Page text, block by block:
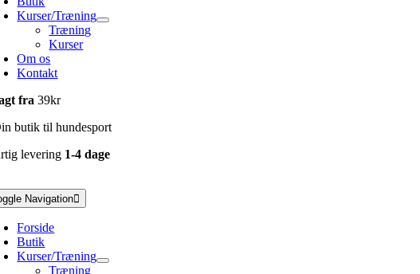
Kurser/Træning
Træning
Kurser
Om os
Kontakt
fra39kr
butik til hundesport
levering 1-4 dage
Navigation
Forside
Butik
Kurser/Træning
Træning